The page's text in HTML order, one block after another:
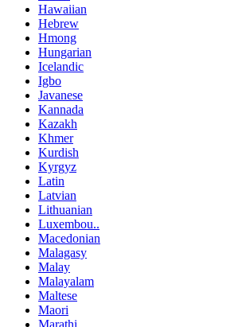
Hawaiian
Hebrew
Hmong
Hungarian
Icelandic
Igbo
Javanese
Kannada
Kazakh
Khmer
Kurdish
Kyrgyz
Latin
Latvian
Lithuanian
Luxembou..
Macedonian
Malagasy
Malay
Malayalam
Maltese
Maori